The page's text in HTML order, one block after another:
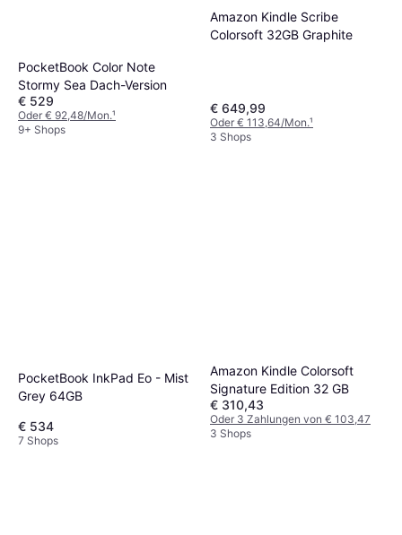
PocketBook Color Note
Stormy Sea Dach-Version
€ 529
Oder € 92,48/Mon.¹
9+ Shops
Amazon Kindle Scribe
Colorsoft 32GB Graphite
€ 649,99
Oder € 113,64/Mon.¹
3 Shops
PocketBook InkPad Eo - Mist
Grey 64GB
€ 534
7 Shops
Amazon Kindle Colorsoft
Signature Edition 32 GB
€ 310,43
Oder 3 Zahlungen von € 103,47
3 Shops